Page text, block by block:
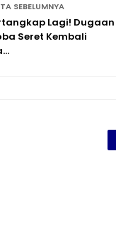
SEBELUMNYA
Lagi! Dugaan
Seret Kembali